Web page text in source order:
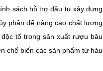
sách hỗ trợ đầu tư xây dựng
phân để nâng cao chất lượng
tố trong sản xuất rượu bâu
chế biến các sản phẩm từ hàu